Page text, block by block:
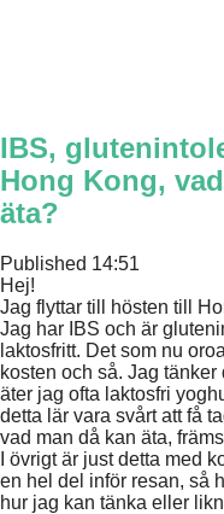
IBS,
Hong Kong,
äta?
Published 14:51
Hej!
Jag flyttar till hösten till
Jag har IBS och är
laktosfritt. Det som nu
kosten och så. Jag
äter jag ofta laktosfri
detta lär vara svårt att få
vad man då kan äta,
I övrigt är just detta med
en hel del inför resan, så
hur jag kan tänka eller